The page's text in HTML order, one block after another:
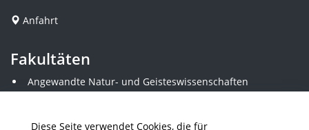
Diese Seite verwendet Cookies, die für
Anfahrt
Fakultäten
Angewandte Natur- und Geisteswissenschaften
Angewandte Sozialwissenschaften
Elektrotechnik